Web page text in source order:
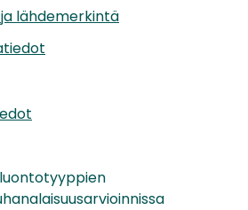
lähdemerkintä
luontotyyppien